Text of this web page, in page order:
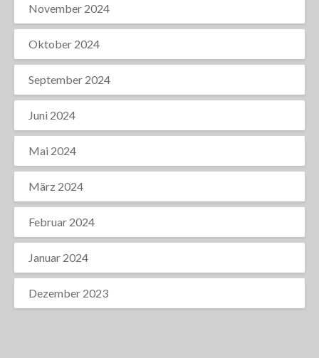
November 2024
Oktober 2024
September 2024
Juni 2024
Mai 2024
März 2024
Februar 2024
Januar 2024
Dezember 2023